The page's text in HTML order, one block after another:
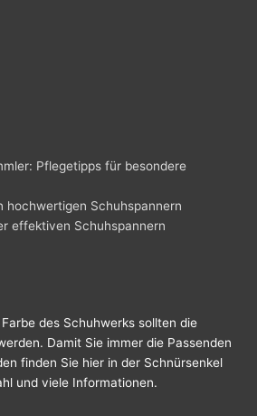
Pflegetipps für besondere
hochwertigen Schuhspannern
effektiven Schuhspannern
des Schuhwerks sollten die
Damit Sie immer die Passenden
finden Sie hier in der Schnürsenkel
und viele Informationen.